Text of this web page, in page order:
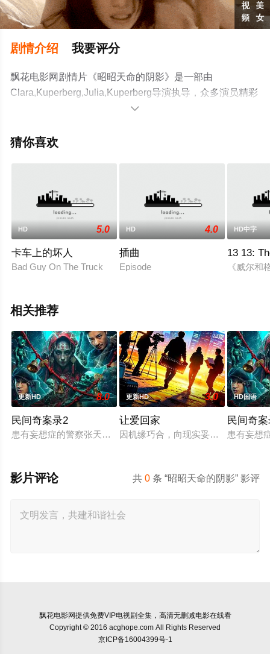
剧情介绍 我要评分
飘花电影网剧情片《昭昭天命的阴影》是一部由
Clara,Kuperberg,Julia,Kuperberg导演执导，众多演员精彩
演绎的美国电影，手机免费观看高清未删减完整版电影大
猫或剧情网等平台了解。

猜你喜欢
HD 5.0
卡车上的坏人
Bad Guy On The Truck
HD 4.0
插曲
Episode
HD中字
13 13:
《威尔和
相关推荐
更新HD 8.0
民间奇案录2
患有妄想症的警察张天盛遇上一起离奇的神像杀人事件，勘案过
更新HD 3.0
让爱回家
因机缘巧合，向现实妥协的导演朱达
HD国语
民间奇
患有妄想
共0 条 “昭昭天命的阴影” 影评
影片评论
飘花电影网提供免费VIP电视剧全集，高清无删减电影在线看
Copyright © 2016 acghope.com All Rights Reserved
京ICP备16004399号-1